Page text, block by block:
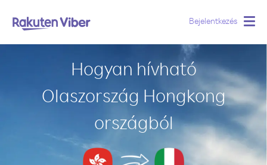
Bejelentkezés
Hogyan hívható
Olaszország Hongkong
országból